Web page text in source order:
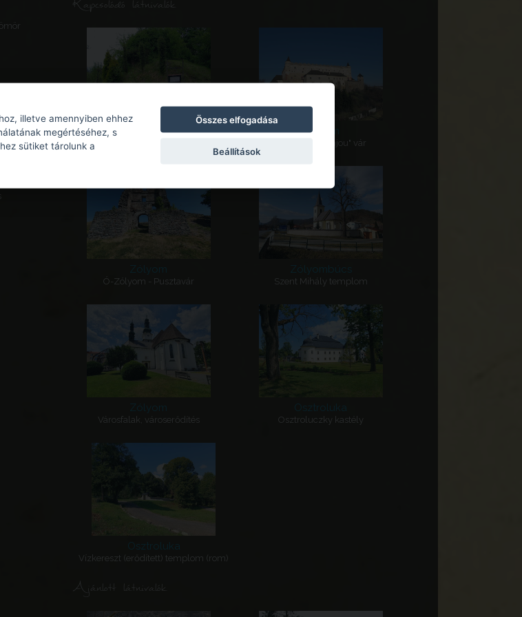
Kapcsolódó látnivalók
Zólyom
Mátyásfalva, Árpád-kori sáncvár
Zólyom
Várkastély, „Anjou" vár
Zólyom
Ó-Zólyom - Pusztavár
Zólyombúcs
Szent Mihály templom
Zólyom
Városfalak, városerődítés
Osztroluka
Osztroluczky kastély
Osztroluka
Vízkereszt (erődített) templom (rom)
Ajánlott látnivalók
illetve amennyiben ehhez
megértéséhez, s
sütiket tárolunk a
Összes elfogadása
Beállítások